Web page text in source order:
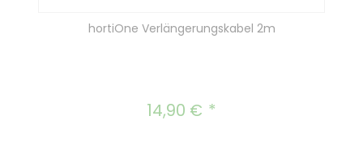
hortiOne Verlängerungskabel 2m
Regulärer Preis:
14,90 €